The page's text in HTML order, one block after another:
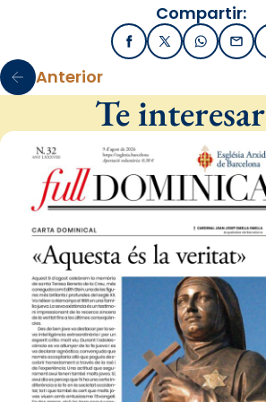
Compartir:
FacebookX / Twitter
Anterior
Te